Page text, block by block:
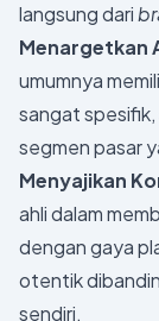
langsung dari
Menargetkan
umumnya
sangat
segmen pasar
Menyajikan
ahli dalam
dengan gaya
otentik
sendiri.